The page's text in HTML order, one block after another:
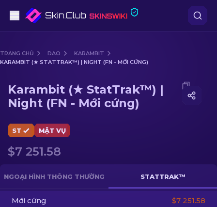
Tầm trung
Súng trường
Dao
TRANG CHỦ DAO
KARAMBIT
KARAMBIT (★ STATTRAK™) | NIGHT (FN - MỚI CỨNG)
Media of Karambit (★ StatTrak™) | Night (FN - Mới
Karambit (★ StatTrak™) |
Night (FN - Mới cứng)
ST MẬT VỤ
$7 251.58
NGOẠI HÌNH THÔNG THƯỜNG STATTRAK™
Mới cứng $7 251.58